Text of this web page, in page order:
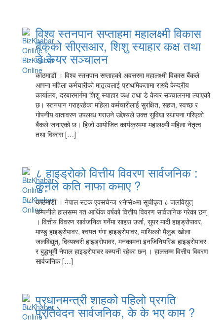
विश्व स्तनपान सप्ताहमा महालक्ष्मी विकास
बैंकको सीएसआर, शिशु स्याहार कक्ष तथा
डे केयर सञ्चालन
काठमाडौं । विश्व स्तनपान सप्ताहको अवसरमा महालक्ष्मी विकास बैंकले
आफ्ना महिला कर्मचारीको मातृत्वलाई प्राथमिकतामा राख्दै केन्द्रीय
कार्यालय, दरबारमार्गमा शिशु स्याहार कक्ष तथा डे केयर सञ्चालनमा ल्याएको
छ। स्तनपान गराइरहेका महिला कर्मचारीलाई सुरक्षित, सहज, स्वच्छ र
गोपनीय वातावरण उपलब्ध गराउने उद्देश्यले उक्त सुविधा स्थापना गरिएको
बैंकले जनाएको छ। हिजो आयोजित कार्यक्रममा महालक्ष्मी महिला नेतृत्व
तथा विकास […]
८ हाइड्रोको वित्तीय विवरण सार्वजनिक :
कुनले कति नाफा कमाए ?
काठमाडौं । नेपाल स्टक एक्सचेन्ज ९नेप्से०मा सूचीकृत ८ जलविद्युत्
कम्पनीले हालसम्म गत आर्थिक वर्षको वित्तीय विवरण सार्वजनिक गरेका छन्
। वित्तीय विवरण सार्वजनिक गर्नेमा साहस उर्जा, सुपर मादी हाइड्रोपावर,
माण्डु हाइड्रोपावर, श्वयत गंगा हाइड्रोपावर, माथिल्लो मैलुङ खोला
जलविद्युत्, दिव्यश्वरी हाइड्रोपावर, मनकामना इनजिनियरिङ हाइड्रोपावर
र बुद्धभूमी नेपाल हाइड्रोपावर कम्पनी रहेका छन् । हालसम्म वित्तीय विवरण
सार्वजनिक […]
प्रधानमन्त्री शाहको पहिलो प्रगति
प्रतिवेदन सार्वजनिक, के के भए काम ?